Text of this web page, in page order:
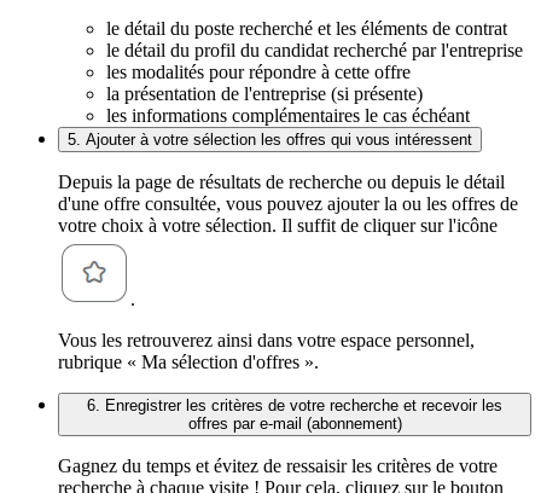
le détail du poste recherché et les éléments de contrat
le détail du profil du candidat recherché par l'entreprise
les modalités pour répondre à cette offre
la présentation de l'entreprise (si présente)
les informations complémentaires le cas échéant
5. Ajouter à votre sélection les offres qui vous intéressent
Depuis la page de résultats de recherche ou depuis le détail
d'une offre consultée, vous pouvez ajouter la ou les offres de
votre choix à votre sélection. Il suffit de cliquer sur l'icône
.
Vous les retrouverez ainsi dans votre espace personnel,
rubrique « Ma sélection d'offres ».
6. Enregistrer les critères de votre recherche et recevoir les
offres par e-mail (abonnement)
Gagnez du temps et évitez de ressaisir les critères de votre
recherche à chaque visite ! Pour cela, cliquez sur le bouton